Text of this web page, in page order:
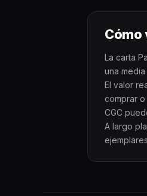
Cómo
La carta
una
El valor
comprar
CGC
A largo